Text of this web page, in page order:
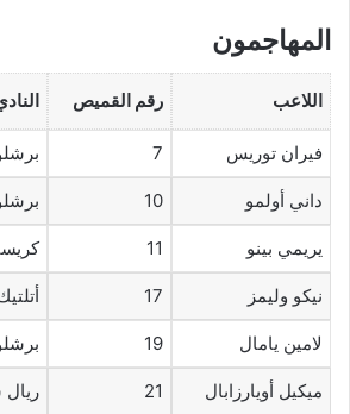
المهاجمون
اللاعب رقم القميص
فيران توريس 7
داني أولمو 10
يريمي بينو 11
نيكو وليمز 17
لامين يامال 19
ميكيل أويارزابال 21